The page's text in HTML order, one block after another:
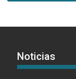
Noticias